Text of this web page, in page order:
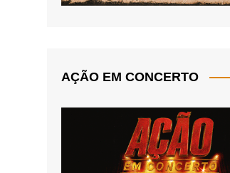
AÇÃO EM CONCERTO